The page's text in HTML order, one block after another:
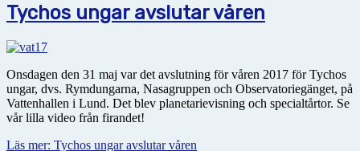
Tychos ungar avslutar våren
Onsdagen den 31 maj var det avslutning för våren 2017 för Tychos
ungar, dvs. Rymdungarna, Nasagruppen och Observatoriegänget, på
Vattenhallen i Lund. Det blev planetarievisning och specialtårtor. Se
vår lilla video från firandet!
Läs mer: Tychos ungar avslutar våren